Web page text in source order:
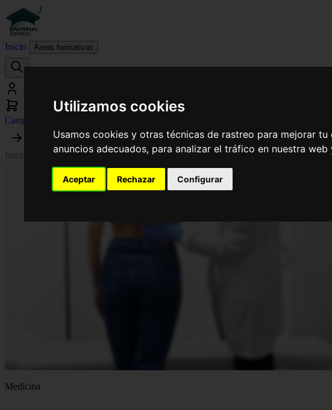
Utilizamos cookies
Usamos cookies y otras técnicas de rastreo para mejorar
anuncios adecuados, para analizar el tráfico en nuestra
Aceptar Rechazar Configurar
Inicio Áreas formativas
Campus virtual
Inicio Medicina›Curso de Desarrollo Profesional en Insuficiencia Renal, Urolitiasis y
Medicina